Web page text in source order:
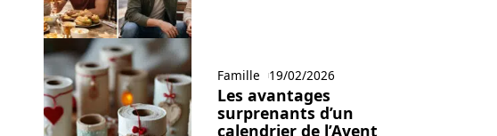
Famille 19/02/2026
Les avantages
surprenants d’un
calendrier de l’Avent